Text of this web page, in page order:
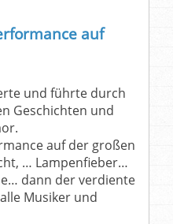
auf
und führte durch
Geschichten und
auf der großen
… Lampenfieber…
dann der verdiente
Musiker und